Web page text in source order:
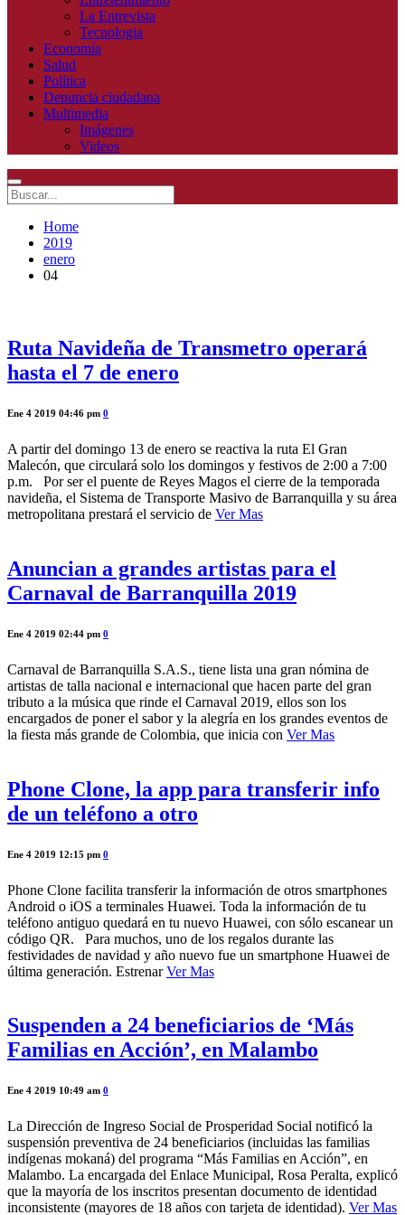
La Entrevista
Tecnologia
Economía
Salud
Política
Denuncia ciudadana
Multimedia
Imágenes
Videos
Home
2019
enero
04
Ruta Navideña de Transmetro operará
hasta el 7 de enero
Ene 4 2019 04:46 pm 0
A partir del domingo 13 de enero se reactiva la ruta El Gran
Malecón, que circulará solo los domingos y festivos de 2:00 a 7:00
p.m. Por ser el puente de Reyes Magos el cierre de la temporada
navideña, el Sistema de Transporte Masivo de Barranquilla y su área
metropolitana prestará el servicio de Ver Mas
Anuncian a grandes artistas para el
Carnaval de Barranquilla 2019
Ene 4 2019 02:44 pm 0
Carnaval de Barranquilla S.A.S., tiene lista una gran nómina de
artistas de talla nacional e internacional que hacen parte del gran
tributo a la música que rinde el Carnaval 2019, ellos son los
encargados de poner el sabor y la alegría en los grandes eventos de
la fiesta más grande de Colombia, que inicia con Ver Mas
Phone Clone, la app para transferir info
de un teléfono a otro
Ene 4 2019 12:15 pm 0
Phone Clone facilita transferir la información de otros smartphones
Android o iOS a terminales Huawei. Toda la información de tu
teléfono antiguo quedará en tu nuevo Huawei, con sólo escanear un
código QR. Para muchos, uno de los regalos durante las
festividades de navidad y año nuevo fue un smartphone Huawei de
última generación. EstrenarVer Mas
Suspenden a 24 beneficiarios de ‘Más
Familias en Acción’, en Malambo
Ene 4 2019 10:49 am 0
La Dirección de Ingreso Social de Prosperidad Social notificó la
suspensión preventiva de 24 beneficiarios (incluidas las familias
indígenas mokaná) del programa “Más Familias en Acción”, en
Malambo. La encargada del Enlace Municipal, Rosa Peralta, explicó
que la mayoría de los inscritos presentan documento de identidad
inconsistente (mayores de 18 años con tarjeta de identidad). Ver Mas